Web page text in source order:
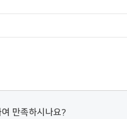
만족하시나요?